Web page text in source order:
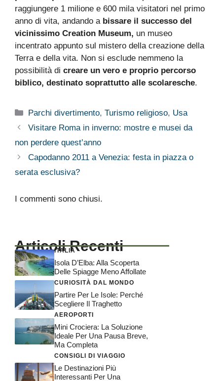
raggiungere 1 milione e 600 mila visitatori nel primo
anno di vita, andando a bissare il successo del
vicinissimo Creation Museum, un museo
incentrato appunto sul mistero della creazione della
Terra e della vita. Non si esclude nemmeno la
possibilità di creare un vero e proprio percorso
biblico, destinato soprattutto alle scolaresche.
Categorie
Parchi divertimento,Turismo religioso, Usa
Visitare Roma in inverno: mostre e musei da
non perdere quest’anno
Capodanno 2011 a Venezia: festa in piazza o
serata esclusiva?
I commenti sono chiusi.
Articoli Recenti
ITALIA
Isola D’Elba: Alla Scoperta
Delle Spiagge Meno Affollate
CURIOSITÀ DAL MONDO
Partire Per Le Isole: Perché
Scegliere Il Traghetto
AEROPORTI
Mini Crociera: La Soluzione
Ideale Per Una Pausa Breve,
Ma Completa
CONSIGLI DI VIAGGIO
Le Destinazioni Più
Interessanti Per Una